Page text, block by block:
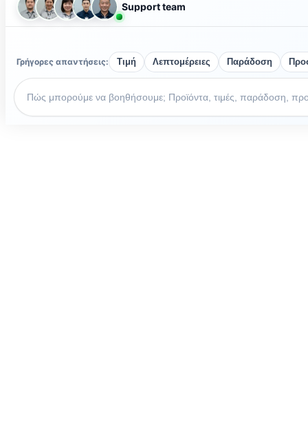
Support team
Γρήγορες απαντήσεις: Τιμή Λεπτομέρειες Παράδοση